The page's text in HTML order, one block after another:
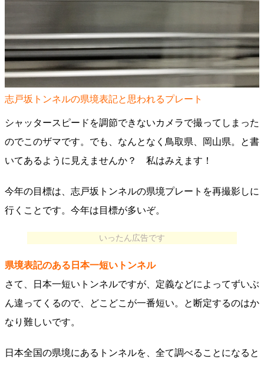
志戸坂トンネルの県境表記と思われるプレート
シャッタースピードを調節できないカメラで撮ってしまった
のでこのザマです。でも、なんとなく鳥取県、岡山県。と書
いてあるように見えませんか？ 私はみえます！
今年の目標は、志戸坂トンネルの県境プレートを再撮影しに
行くことです。今年は目標が多いぞ。
いったん広告です
県境表記のある日本一短いトンネル
さて、日本一短いトンネルですが、定義などによってずいぶ
ん違ってくるので、どこどこが一番短い。と断定するのはか
なり難しいです。
日本全国の県境にあるトンネルを、全て調べることになると